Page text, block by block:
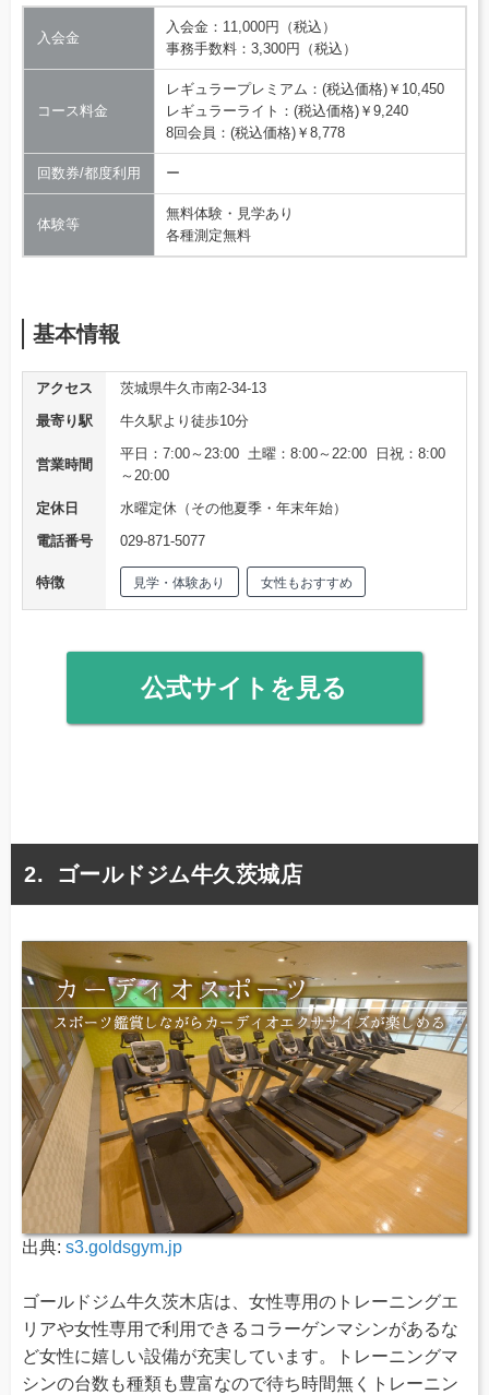
入会金
入会金：11,000円（税込）
事務手数料：3,300円（税込）
コース料金
レギュラープレミアム：(税込価格)￥10,450
レギュラーライト：(税込価格)￥9,240
8回会員：(税込価格)￥8,778
回数券/都度利用 ー
体験等
無料体験・見学あり
各種測定無料
基本情報
アクセス
茨城県牛久市南2-34-13
最寄り駅
牛久駅より徒歩10分
営業時間
平日：7:00～23:00 土曜：8:00～22:00 日祝：8:00
～20:00
定休日
水曜定休（その他夏季・年末年始）
電話番号
029-871-5077
特徴 見学・体験あり 女性もおすすめ
公式サイトを見る
ゴールドジム牛久茨城店
出典: s3.goldsgym.jp
ゴールドジム牛久茨木店は、女性専用のトレーニングエ
リアや女性専用で利用できるコラーゲンマシンがあるな
ど女性に嬉しい設備が充実しています。トレーニングマ
シンの台数も種類も豊富なので待ち時間無くトレーニン